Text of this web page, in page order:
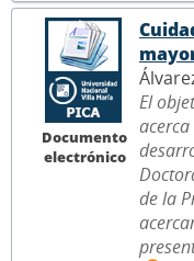
Documento
electrónico
El
de la